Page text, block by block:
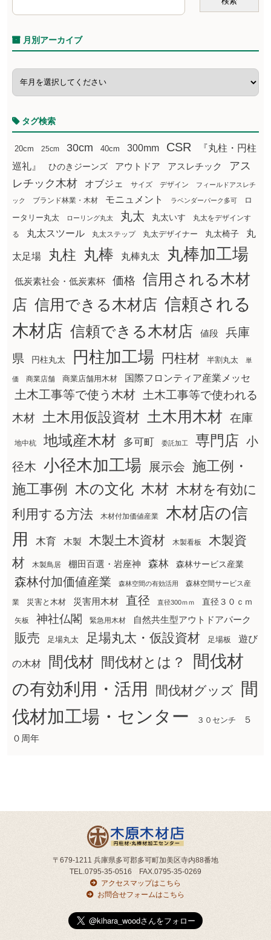
月別アーカイブ
タグ検索
20cm 25cm 30cm 40cm 300mm CSR
『丸柱・円柱
巡礼』
ひのきジーンズ アウトドア アスレチック
アス
レチック木材
オブジェ サイズ デザイン フィールドアスレチ
ック ブランド林業・木材 モニュメント ラベンダーパーク多可
ロ
ータリー丸太
ローリング丸太 丸太 丸太いす
丸太をデザインす
る
丸太スツール 丸太ステップ 丸太デザイナー 丸太椅子 丸
太足場 丸柱 丸棒 丸棒丸太 丸棒加工場
低炭素社会・低炭素杯 価格
信用される木材
店 信用できる木材店 信頼される
木材店 信頼できる木材店 値段
兵庫
県
円柱丸太 円柱加工場 円柱材 半割丸太 単
価 商業店舗 商業店舗用木材 国際フロンティア産業メッセ
土木工事等で使う木材
土木工事等で使われる
木材
土木用仮設資材 土木用木材 在庫
地中杭 地域産木材 多可町 委託加工 専門店 小
径木 小径木加工場 展示会 施工例・
施工事例
木の文化 木材 木材を有効に
利用する方法
木材付加価値産業
木材店の信
用
木育 木製 木製土木資材 木製看板
木製資
材
木製鳥居 棚田百選・岩座神 森林 森林サービス産業
森林付加価値産業 森林空間の有効活用 森林空間サービス産
業 災害と木材 災害用木材 直径 直径300ｍｍ 直径３０ｃｍ
矢板 神社仏閣 緊急用木材 自然共生型アウトドアパーク
販売 足場丸太 足場丸太・仮設資材 足場板 遊び
の木材 間伐材 間伐材とは？
間伐材
の有効利用・活用
間伐材グッズ
間
伐材加工場・センター
３０センチ
５
０周年
〒679-1211 兵庫県多可郡多可町加美区寺内88番地
TEL.0795-35-0516 FAX.0795-35-0269
アクセスマップはこちら
お問合せフォームはこちら